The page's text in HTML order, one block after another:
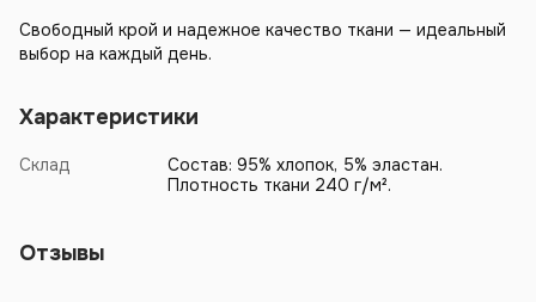
Свободный крой и надежное качество ткани — идеальный
выбор на каждый день.
Характеристики
Склад
Состав: 95% хлопок, 5% эластан.
Плотность ткани 240 г/м².
Отзывы